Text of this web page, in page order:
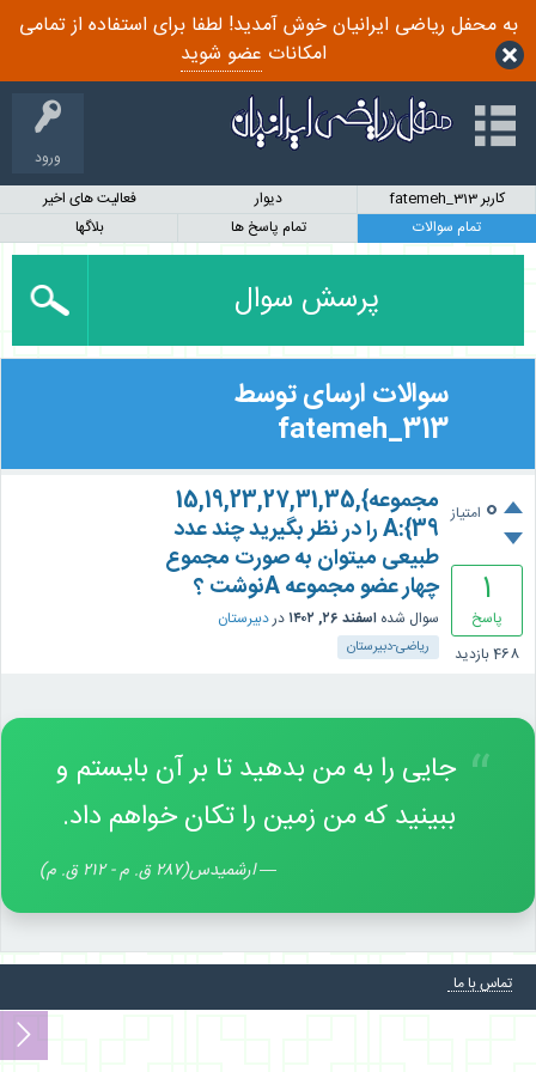
به محفل ریاضی ایرانیان خوش آمدید! لطفا برای استفاده از تمامی
امکانات عضو شوید
ورود
کاربر fatemeh_313
دیوار
فعالیت های اخیر
تمام سوالات
تمام پاسخ ها بلاگها
پرسش سوال
سوالات ارسای توسط
fatemeh_313
0 امتیاز
1
پاسخ
468بازدید
مجموعه}15,19,23,27,31,35,
39}:A را در نظر بگیرید چند عدد
طبیعی میتوان به صورت مجموع
چهار عضو مجموعه Aنوشت ؟
سوال شده اسفند ۲۶, ۱۴۰۲ دردبیرستان
ریاضی-دبیرستان
“ جایی را به من بدهید تا بر آن بایستم و
ببینید که من زمین را تکان خواهم داد.
—ارشمیدس(۲۸۷ ق. م - ۲۱۲ ق. م)
تماس با ما